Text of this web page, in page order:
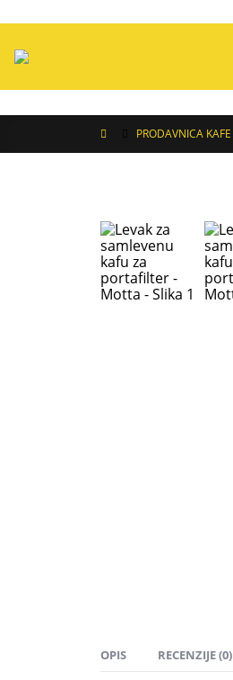
PRODAVNICA KAFE
OPIS RECENZIJE (0)